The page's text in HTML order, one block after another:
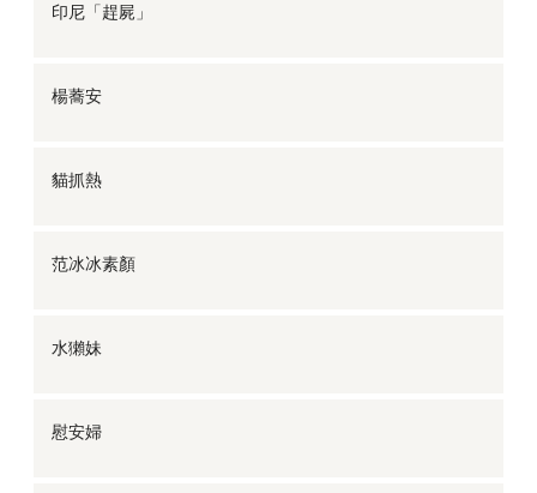
印尼「趕屍」
楊蕎安
貓抓熱
范冰冰素顏
水獺妹
慰安婦